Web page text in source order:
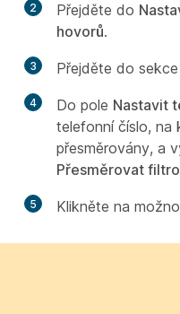
2 Přejděte do
hovorů.
3 Přejděte do sekce
4 Do pole Nastavit
telefonní číslo, na
přesměrovány, a
Přesměrovat
5 Klikněte na